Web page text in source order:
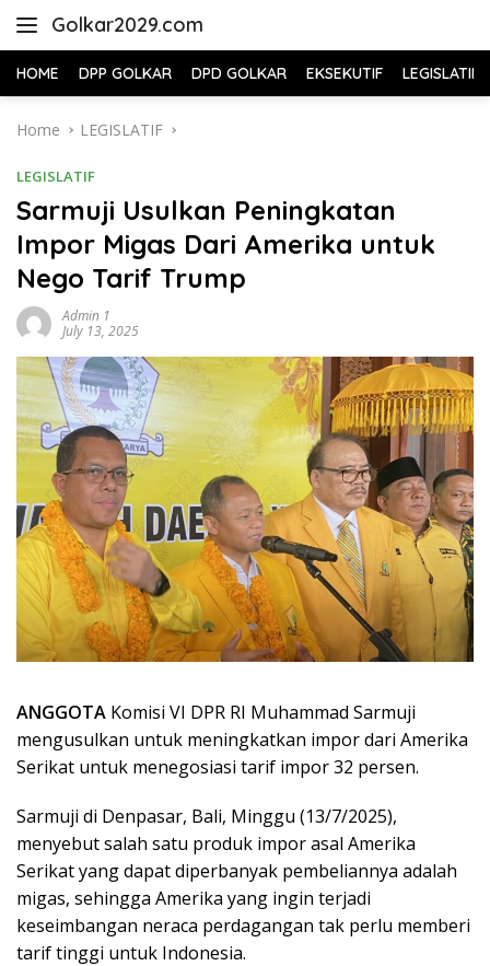
Golkar2029.com
HOME DPP GOLKAR DPD GOLKAR EKSEKUTIF LEGISLATIF
Home LEGISLATIF
LEGISLATIF
Sarmuji Usulkan Peningkatan
Impor Migas Dari Amerika untuk
Nego Tarif Trump
Admin 1
July 13, 2025
ANGGOTA Komisi VI DPR RI Muhammad Sarmuji
mengusulkan untuk meningkatkan impor dari Amerika
Serikat untuk menegosiasi tarif impor 32 persen.
Sarmuji di Denpasar, Bali, Minggu (13/7/2025),
menyebut salah satu produk impor asal Amerika
Serikat yang dapat diperbanyak pembeliannya adalah
migas, sehingga Amerika yang ingin terjadi
keseimbangan neraca perdagangan tak perlu memberi
tarif tinggi untuk Indonesia.